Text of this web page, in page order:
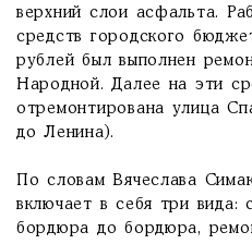
верхний слои асфальта.
средств городского
рублей был выполнен
Народной. Далее на эти
отремонтирована улица
до Ленина).
По словам Вячеслава
включает в себя три вида:
бордюра до бордюра,